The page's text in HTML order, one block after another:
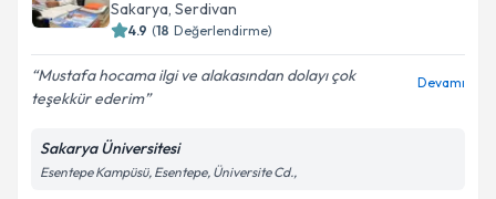
Sakarya, Serdivan
4.9 (18 Değerlendirme)
Mustafa hocama ilgi ve alakasından dolayı çok
teşekkür ederim
Devamı
Sakarya Üniversitesi
Esentepe Kampüsü, Esentepe, Üniversite Cd.,